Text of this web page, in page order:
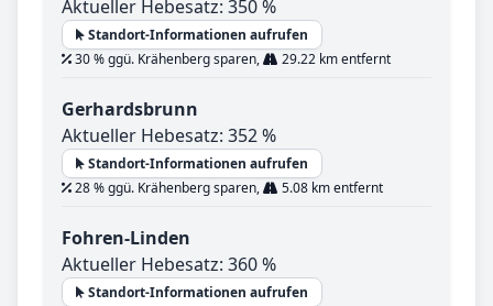
Aktueller Hebesatz: 350 %
Standort-Informationen aufrufen
30 % ggü. Krähenberg sparen,
29.22 km entfernt
Gerhardsbrunn
Aktueller Hebesatz: 352 %
Standort-Informationen aufrufen
28 % ggü. Krähenberg sparen,
5.08 km entfernt
Fohren-Linden
Aktueller Hebesatz: 360 %
Standort-Informationen aufrufen